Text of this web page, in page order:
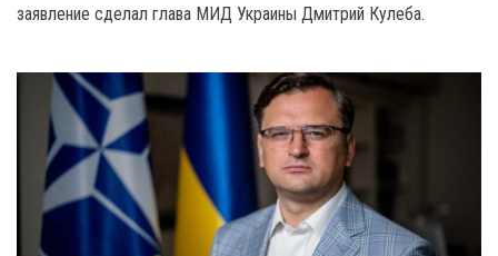
заявление сделал глава МИД Украины Дмитрий Кулеба.